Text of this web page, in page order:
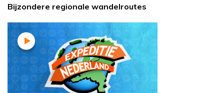
Bijzondere regionale wandelroutes